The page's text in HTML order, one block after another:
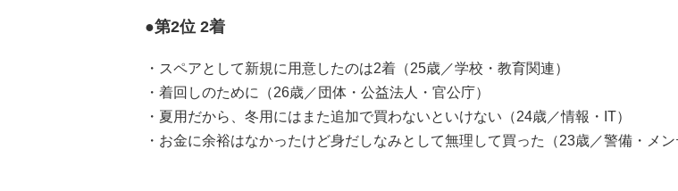
●第2位 2着
・スペアとして新規に用意したのは2着（25歳／学校・教育関連）
・着回しのために（26歳／団体・公益法人・官公庁）
・夏用だから、冬用にはまた追加で買わないといけない（24歳／情報・IT）
・お金に余裕はなかったけど身だしなみとして無理して買った（23歳／警備・メン